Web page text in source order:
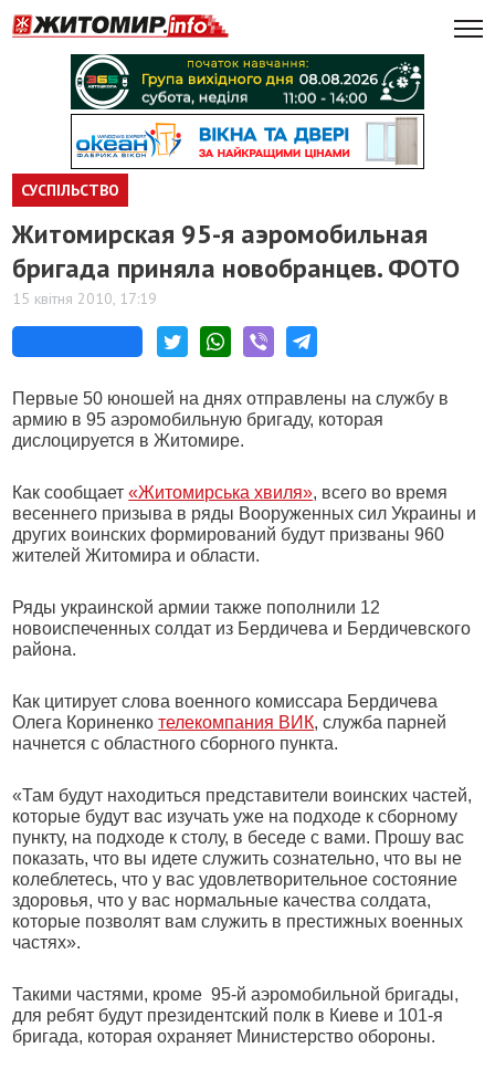
СУСПІЛЬСТВО
Житомирская 95-я аэромобильная
бригада приняла новобранцев. ФОТО
15 квітня 2010, 17:19
Первые 50 юношей на днях отправлены на службу в
армию в 95 аэромобильную бригаду, которая
дислоцируется в Житомире.
Как сообщает«Житомирська хвиля», всего во время
весеннего призыва в ряды Вооруженных сил Украины и
других воинских формирований будут призваны 960
жителей Житомира и области.
Ряды украинской армии также пополнили 12
новоиспеченных солдат из Бердичева и Бердичевского
района.
Как цитирует слова военного комиссара Бердичева
Олега Кориненкотелекомпания ВИК, служба парней
начнется с областного сборного пункта.
«Там будут находиться представители воинских частей,
которые будут вас изучать уже на подходе к сборному
пункту, на подходе к столу, в беседе с вами. Прошу вас
показать, что вы идете служить сознательно, что вы не
колеблетесь, что у вас удовлетворительное состояние
здоровья, что у вас нормальные качества солдата,
которые позволят вам служить в престижных военных
частях».
Такими частями, кроме 95-й аэромобильной бригады,
для ребят будут президентский полк в Киеве и 101-я
бригада, которая охраняет Министерство обороны.